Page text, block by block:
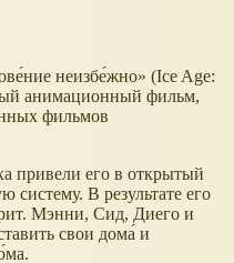
неизбе́жно» (Ice Age:
анимационный фильм,
фильмов
привели его в открытый
систему. В результате его
Мэнни, Сид, Диего и
свои дома́ и